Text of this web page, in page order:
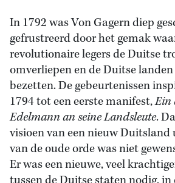
In 1792 was Von Gagern diep
gefrustreerd door het gemak
revolutionaire legers de Duitse
omverliepen en de Duitse
bezetten. De gebeurtenissen
1794 tot een eerste manifest,Ein
Edelmann an seine Landsleute.
visioen van een nieuw Duitsland
van de oude orde was niet
Er was een nieuwe, veel